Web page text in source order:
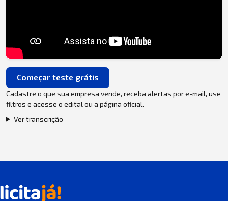
Começar teste grátis
Cadastre o que sua empresa vende, receba alertas por e-mail, use
filtros e acesse o edital ou a página oficial.
Ver transcrição